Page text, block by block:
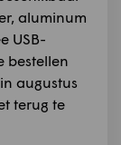
aluminum
USB-
bestellen
augustus
terug te